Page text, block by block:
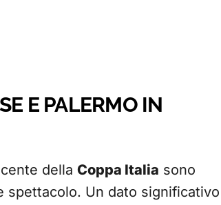
E PALERMO IN
della Coppa Italia sono
spettacolo. Un dato significativo